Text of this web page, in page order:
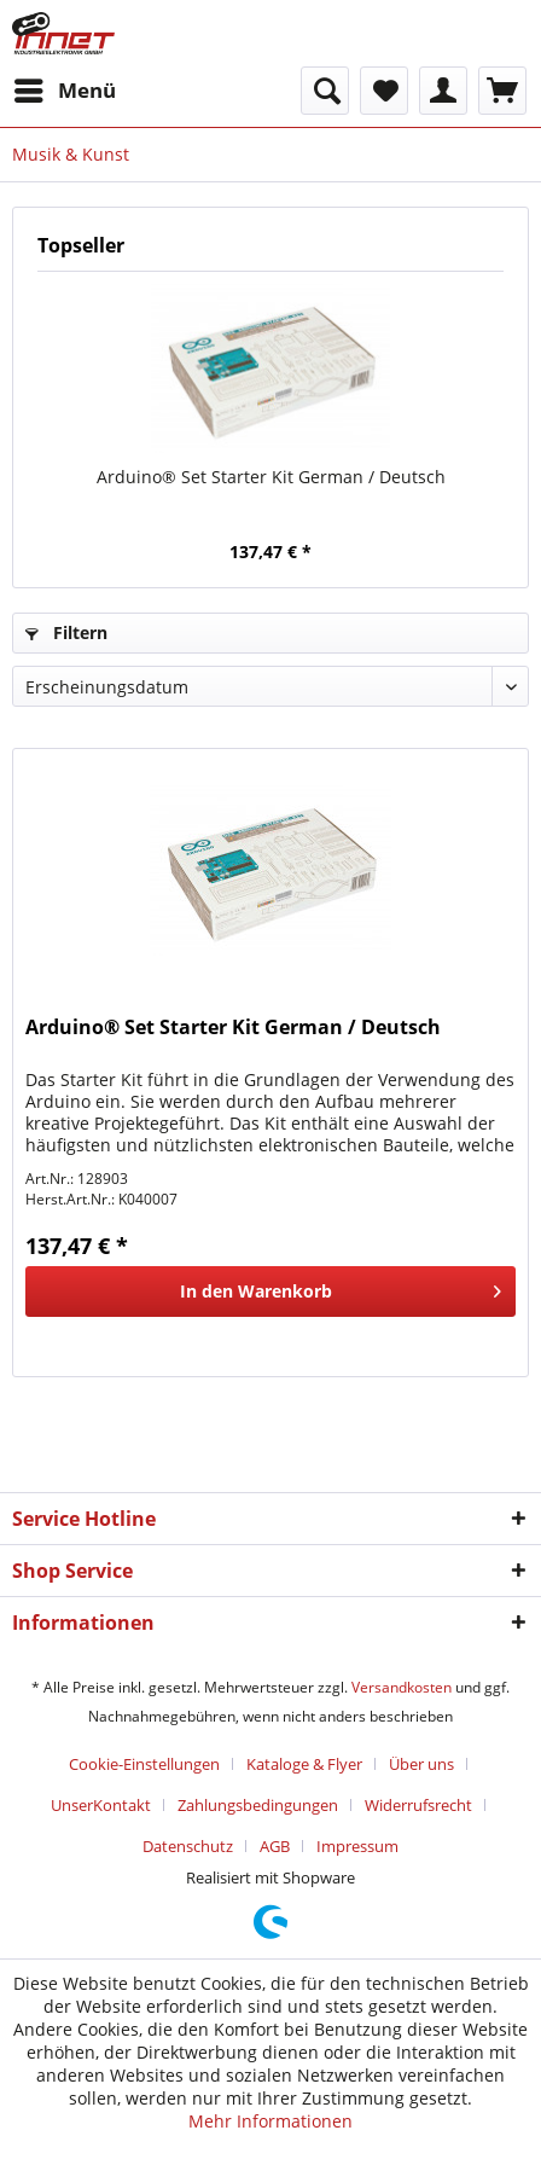
Menü
Musik & Kunst
Topseller
Arduino® Set Starter Kit German / Deutsch
137,47 € *
Filtern
Arduino® Set Starter Kit German / Deutsch
Das Starter Kit führt in die Grundlagen der Verwendung des
Arduino ein. Sie werden durch den Aufbau mehrerer
kreative Projektegeführt. Das Kit enthält eine Auswahl der
häufigsten und nützlichsten elektronischen Bauteile, welche
Art.Nr.: 128903
Herst.Art.Nr.: K040007
137,47 € *
In den Warenkorb
Service Hotline
Shop Service
Informationen
* Alle Preise inkl. gesetzl. Mehrwertsteuer zzgl.Versandkosten und ggf.
Nachnahmegebühren, wenn nicht anders beschrieben
Cookie-Einstellungen Kataloge & Flyer
Über uns
UnserKontakt
Zahlungsbedingungen
Widerrufsrecht
Datenschutz
AGB
Impressum
Realisiert mit Shopware
Diese Website benutzt Cookies, die für den technischen Betrieb
der Website erforderlich sind und stets gesetzt werden.
Andere Cookies, die den Komfort bei Benutzung dieser Website
erhöhen, der Direktwerbung dienen oder die Interaktion mit
anderen Websites und sozialen Netzwerken vereinfachen
sollen, werden nur mit Ihrer Zustimmung gesetzt.
Mehr Informationen